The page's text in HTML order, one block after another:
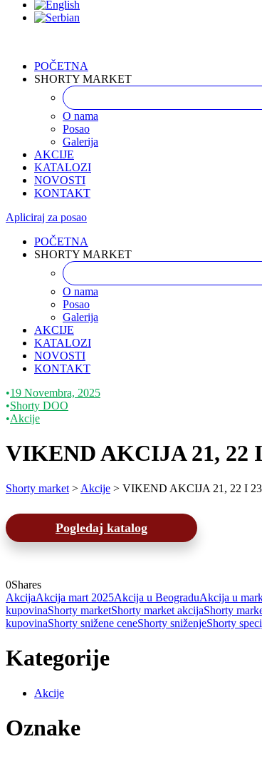
POČETNA
SHORTY MARKET
O nama
Posao
Galerija
AKCIJE
KATALOZI
NOVOSTI
KONTAKT
Apliciraj za posao
POČETNA
SHORTY MARKET
O nama
Posao
Galerija
AKCIJE
KATALOZI
NOVOSTI
KONTAKT
•19 Novembra, 2025
•Shorty DOO
•Akcije
VIKEND AKCIJA 21, 22
Shorty market > Akcije > VIKEND AKCIJA 21, 22 I
Pogledaj katalog
0Shares
AkcijaAkcija mart 2025Akcija u BeograduAkcija u
kupovinaShorty marketShorty market akcijaShorty
kupovinaShorty snižene ceneShorty sniženjeShorty
Kategorije
Akcije
Oznake